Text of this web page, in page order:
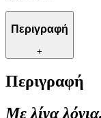
Περιγραφή
+
Περιγραφή
Με λίγα